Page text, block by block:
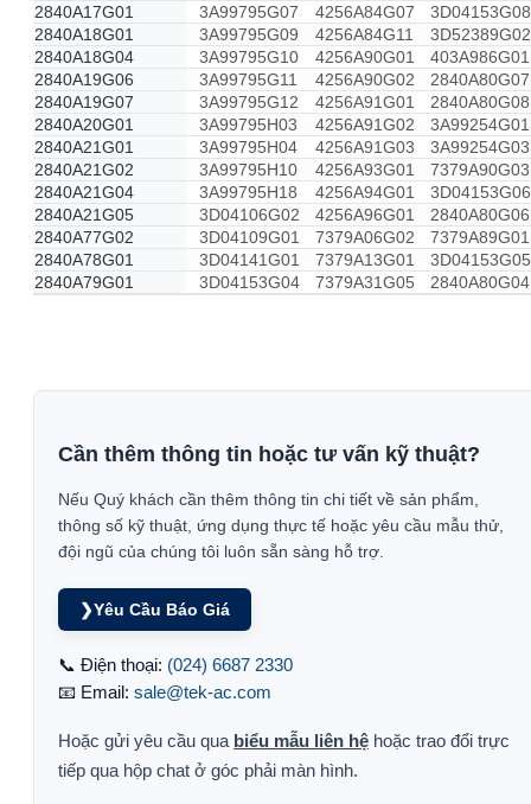
2840A17G01
3A99795G07 4256A84G07
3D04153G08
2840A18G01
3A99795G09 4256A84G11
3D52389G02
2840A18G04
3A99795G10 4256A90G01
403A986G01
2840A19G06
3A99795G11 4256A90G02
2840A80G07
2840A19G07
3A99795G12 4256A91G01
2840A80G08
2840A20G01
3A99795H03 4256A91G02
3A99254G01
2840A21G01
3A99795H04 4256A91G03
3A99254G03
2840A21G02
3A99795H10 4256A93G01
7379A90G03
2840A21G04
3A99795H18 4256A94G01
3D04153G06
2840A21G05
3D04106G02 4256A96G01
2840A80G06
2840A77G02
3D04109G01 7379A06G02
7379A89G01
2840A78G01
3D04141G01 7379A13G01
3D04153G05
2840A79G01
3D04153G04 7379A31G05 2840A80G04
Cần thêm thông tin hoặc tư vấn kỹ thuật?
Nếu Quý khách cần thêm thông tin chi tiết về sản phẩm,
thông số kỹ thuật, ứng dụng thực tế hoặc yêu cầu mẫu thử,
đội ngũ của chúng tôi luôn sẵn sàng hỗ trợ.
❯Yêu Cầu Báo Giá
📞 Điện thoại: (024) 6687 2330
📧 Email: sale@tek-ac.com
Hoặc gửi yêu cầu qua biểu mẫu liên hệ hoặc trao đổi trực
tiếp qua hộp chat ở góc phải màn hình.